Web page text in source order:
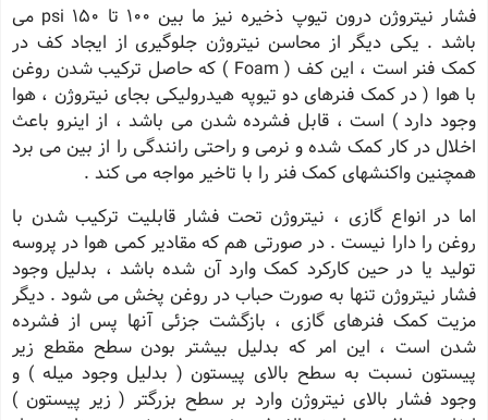
فشار نیتروژن درون تیوپ ذخیره نیز ما بین 100 تا 150 psi می
باشد . یکی دیگر از محاسن نیتروژن جلوگیری از ایجاد کف در
کمک فنر است ، این کف ( Foam ) که حاصل ترکیب شدن روغن
با هوا ( در کمک فنرهای دو تیوپه هیدرولیکی بجای نیتروژن ، هوا
وجود دارد ) است ، قابل فشرده شدن می باشد ، از اینرو باعث
اخلال در کار کمک شده و نرمی و راحتی رانندگی را از بین می برد
همچنین واکنشهای کمک فنر را با تاخیر مواجه می کند .
اما در انواع گازی ، نیتروژن تحت فشار قابلیت ترکیب شدن با
روغن را دارا نیست . در صورتی هم که مقادیر کمی هوا در پروسه
تولید یا در حین کارکرد کمک وارد آن شده باشد ، بدلیل وجود
فشار نیتروژن تنها به صورت حباب در روغن پخش می شود . دیگر
مزیت کمک فنرهای گازی ، بازگشت جزئی آنها پس از فشرده
شدن است ، این امر که بدلیل بیشتر بودن سطح مقطع زیر
پیستون نسبت به سطح بالای پیستون ( بدلیل وجود میله ) و
وجود فشار بالای نیتروژن وارد بر سطح بزرگتر ( زیر پیستون )